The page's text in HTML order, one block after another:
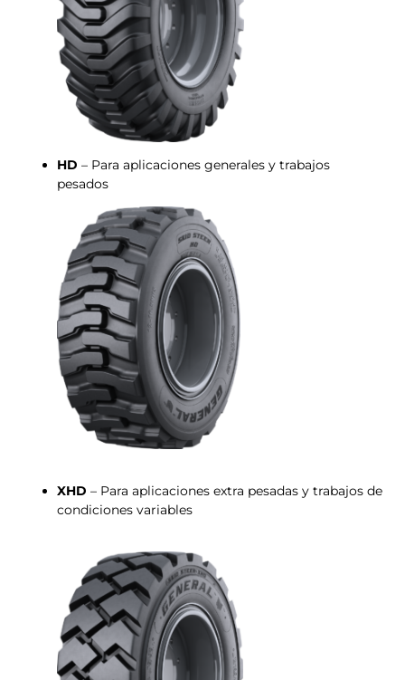
HD – Para aplicaciones generales y trabajos
pesados
XHD – Para aplicaciones extra pesadas y trabajos de
condiciones variables